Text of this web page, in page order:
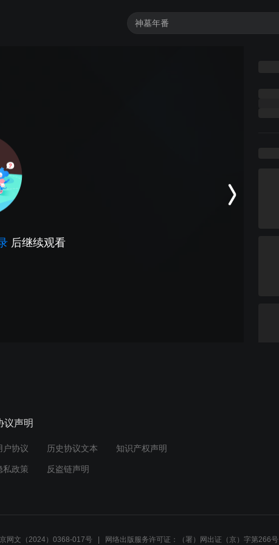
后继续观看
议声明
户协议 历史协议文本 知识产权声明
私政策 反盗链声明
网文（2024）0368-017号 网络出版服务许可证：（署）网出证（京）字第266号